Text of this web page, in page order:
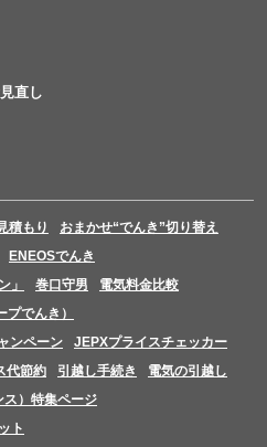
直し
積もり
おまかせ“でんき”切り替え
ENEOSでんき
」
巻口守男
電気料金比較
でんき）
ンペーン
JEPXプライスチェッカー
代節約 引越し手続き
電気の引越し
ス）特集ページ
ト